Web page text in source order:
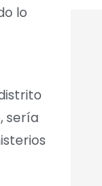
lo
sería